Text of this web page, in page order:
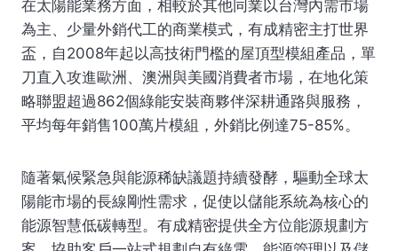
在太陽能業務方面，相較於其他同業以台灣內需市場
為主、少量外銷代工的商業模式，有成精密主打世界
盃，自2008年起以高技術門檻的屋頂型模組產品，單
刀直入攻進歐洲、澳洲與美國消費者市場，在地化策
略聯盟超過862個綠能安裝商夥伴深耕通路與服務，
平均每年銷售100萬片模組，外銷比例達75-85%。
隨著氣候緊急與能源稀缺議題持續發酵，驅動全球太
陽能市場的長線剛性需求，促使以儲能系統為核心的
能源智慧低碳轉型。有成精密提供全方位能源規劃方